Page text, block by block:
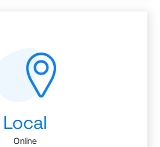
Local
Online